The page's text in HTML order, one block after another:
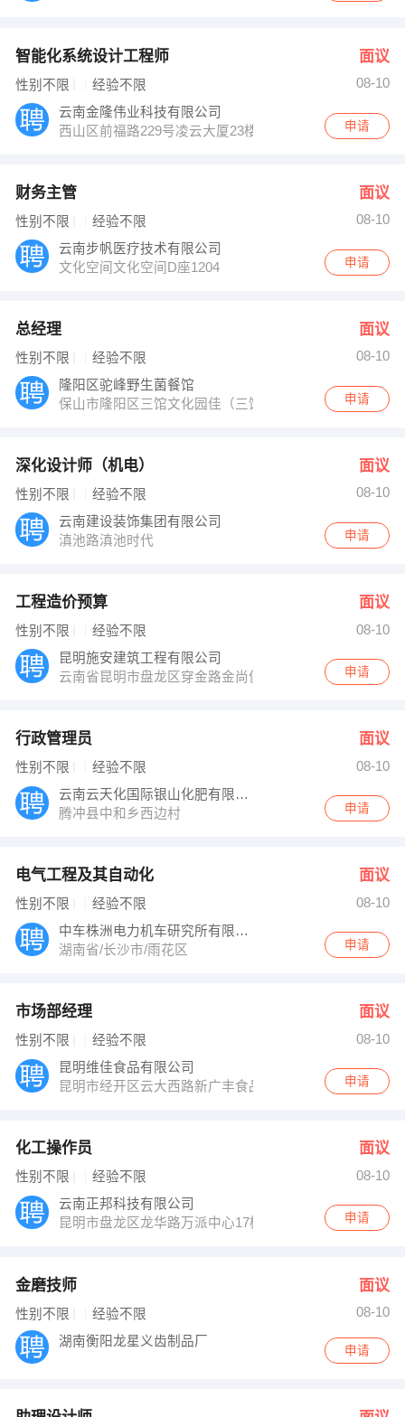
智能化系统设计工程师 面议
性别不限 经验不限
08-10
云南金隆伟业科技有限公司
西山区前福路229号凌云大厦23楼
申请
财务主管 面议
性别不限 经验不限
08-10
云南步帆医疗技术有限公司
文化空间文化空间D座1204
申请
总经理 面议
性别不限 经验不限
08-10
隆阳区驼峰野生菌餐馆
保山市隆阳区三馆文化园佳（三馆后）
申请
深化设计师（机电） 面议
性别不限 经验不限
08-10
云南建设装饰集团有限公司
滇池路滇池时代
申请
工程造价预算 面议
性别不限 经验不限
08-10
昆明施安建筑工程有限公司
云南省昆明市盘龙区穿金路金尚俊园A座3501室施安建工
申请
行政管理员 面议
性别不限 经验不限
08-10
云南云天化国际银山化肥有限公司
腾冲县中和乡西边村
申请
电气工程及其自动化 面议
性别不限 经验不限
08-10
中车株洲电力机车研究所有限公司
湖南省/长沙市/雨花区
申请
市场部经理 面议
性别不限 经验不限
08-10
昆明维佳食品有限公司
昆明市经开区云大西路新广丰食品批发市Ｃ区3栋12号
申请
化工操作员 面议
性别不限 经验不限
08-10
云南正邦科技有限公司
昆明市盘龙区龙华路万派中心17楼
申请
金磨技师 面议
性别不限 经验不限
08-10
湖南衡阳龙星义齿制品厂
申请